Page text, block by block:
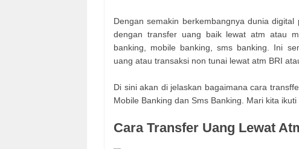
Dengan semakin berkembangnya dunia
dengan transfer uang baik lewat atm atau
banking, mobile banking, sms banking. Ini
uang atau transaksi non tunai lewat atm BRI
Di sini akan di jelaskan bagaimana cara
Mobile Banking dan Sms Banking. Mari kita
Cara Transfer Uang Lewat